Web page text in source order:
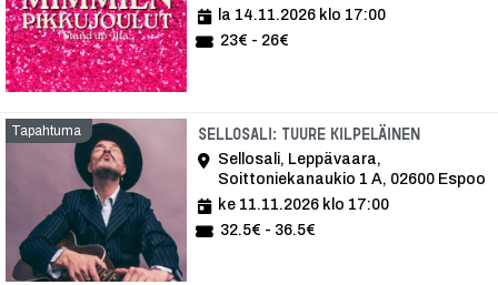
la 14.11.2026 klo 17:00
23€ - 26€
Tapahtuma Sellosali: Tuure Kilpeläinen
Sellosali, Leppävaara,
Soittoniekanaukio 1 A, 02600 Espoo
ke 11.11.2026 klo 17:00
32.5€ - 36.5€